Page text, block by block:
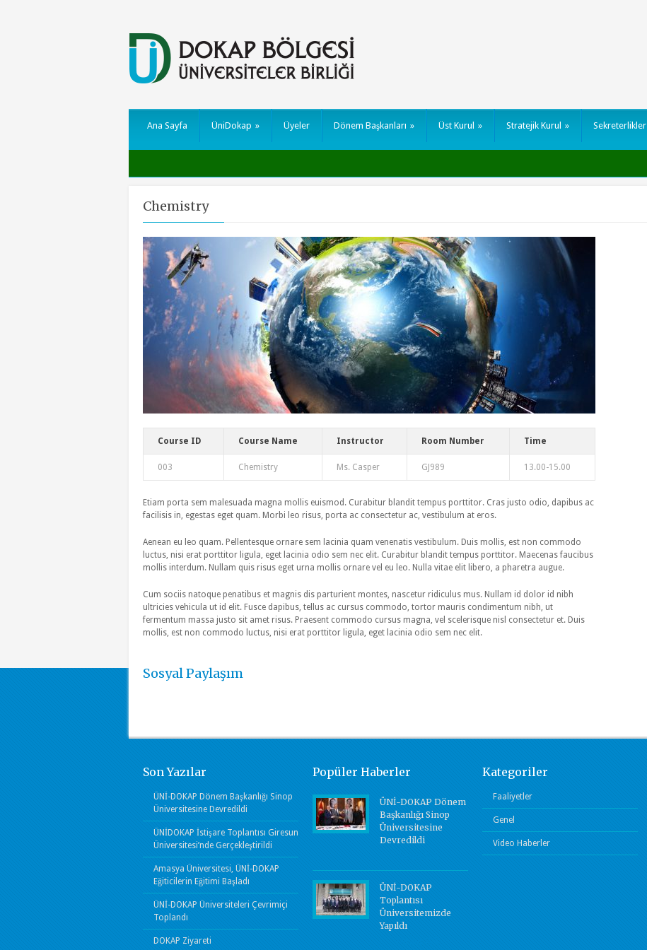
Ana Sayfa ÜniDokap » Üyeler Dönem Başkanları » Üst Kurul » Stratejik Kurul » Sekreterlikler
Chemistry
Course ID Course Name Instructor Room Number Time
003 Chemistry Ms. Casper GJ989 13.00-15.00
Etiam porta sem malesuada magna mollis euismod. Curabitur blandit tempus porttitor. Cras justo odio, dapibus ac
facilisis in, egestas eget quam. Morbi leo risus, porta ac consectetur ac, vestibulum at eros.
Aenean eu leo quam. Pellentesque ornare sem lacinia quam venenatis vestibulum. Duis mollis, est non commodo
luctus, nisi erat porttitor ligula, eget lacinia odio sem nec elit. Curabitur blandit tempus porttitor. Maecenas faucibus
mollis interdum. Nullam quis risus eget urna mollis ornare vel eu leo. Nulla vitae elit libero, a pharetra augue.
Cum sociis natoque penatibus et magnis dis parturient montes, nascetur ridiculus mus. Nullam id dolor id nibh
ultricies vehicula ut id elit. Fusce dapibus, tellus ac cursus commodo, tortor mauris condimentum nibh, ut
fermentum massa justo sit amet risus. Praesent commodo cursus magna, vel scelerisque nisl consectetur et. Duis
mollis, est non commodo luctus, nisi erat porttitor ligula, eget lacinia odio sem nec elit.
Sosyal Paylaşım
Son Yazılar
ÜNİ-DOKAP Dönem Başkanlığı Sinop
Üniversitesine Devredildi
ÜNİDOKAP İstişare Toplantısı Giresun
Üniversitesi’nde Gerçekleştirildi
Amasya Üniversitesi, ÜNİ-DOKAP
Eğiticilerin Eğitimi Başladı
ÜNİ-DOKAP Üniversiteleri Çevrimiçi
Toplandı
DOKAP Ziyareti
Popüler Haberler
ÜNİ-DOKAP Dönem
Başkanlığı Sinop
Üniversitesine
Devredildi
ÜNİ-DOKAP
Toplantısı
Üniversitemizde
Yapıldı
Kategoriler
Faaliyetler
Genel
Video Haberler